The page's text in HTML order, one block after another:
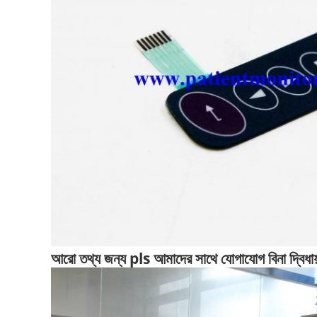
আরো তথ্য জন্য pls আমাদের সাথে যোগাযোগ বিনা